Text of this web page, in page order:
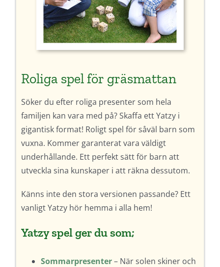
Roliga spel för gräsmattan
Söker du efter roliga presenter som hela
familjen kan vara med på? Skaffa ett Yatzy i
gigantisk format! Roligt spel för såväl barn som
vuxna. Kommer garanterat vara väldigt
underhållande. Ett perfekt sätt för barn att
utveckla sina kunskaper i att räkna dessutom.
Känns inte den stora versionen passande? Ett
vanligt Yatzy hör hemma i alla hem!
Yatzy spel ger du som;
Sommarpresenter– När solen skiner och